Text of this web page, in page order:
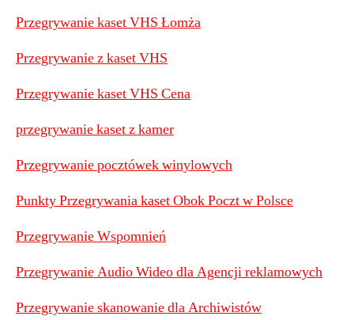
Przegrywanie kaset VHS Łomża
Przegrywanie z kaset VHS
Przegrywanie kaset VHS Cena
przegrywanie kaset z kamer
Przegrywanie pocztówek winylowych
Punkty Przegrywania kaset Obok Poczt w Polsce
Przegrywanie Wspomnień
Przegrywanie Audio Wideo dla Agencji reklamowych
Przegrywanie skanowanie dla Archiwistów